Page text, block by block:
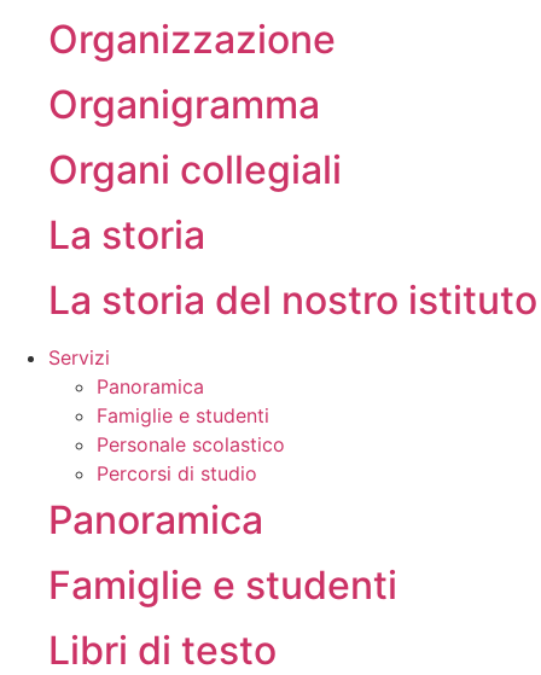
Organizzazione
Organigramma
Organi collegiali
La storia
La storia del nostro istituto
Servizi
Panoramica
Famiglie e studenti
Personale scolastico
Percorsi di studio
Panoramica
Famiglie e studenti
Libri di testo